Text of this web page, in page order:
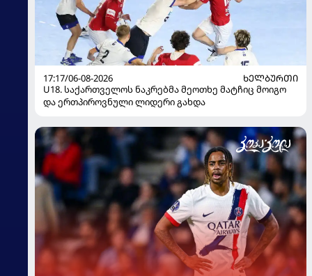
17:17/06-08-2026
ᲮᲔᲚᲑᲣᲠᲗᲘ
U18. საქართველოს ნაკრებმა მეოთხე მატჩიც მოიგო
და ერთპიროვნული ლიდერი გახდა